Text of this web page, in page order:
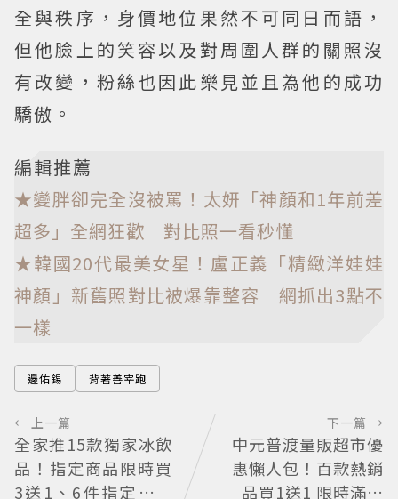
全與秩序，身價地位果然不可同日而語，
但他臉上的笑容以及對周圍人群的關照沒
有改變，粉絲也因此樂見並且為他的成功
驕傲。
編輯推薦
★變胖卻完全沒被罵！太妍「神顏和1年前差
超多」全網狂歡 對比照一看秒懂
★韓國20代最美女星！盧正義「精緻洋娃娃
神顏」新舊照對比被爆靠整容 網抓出3點不
一樣
邊佑錫 背著善宰跑
← 上一篇
全家推15款獨家冰飲
品！指定商品限時買
3送1、6件指定飲料
下一篇 →
中元普渡量販超市優
惠懶人包！百款熱銷
品買1送1 限時滿額